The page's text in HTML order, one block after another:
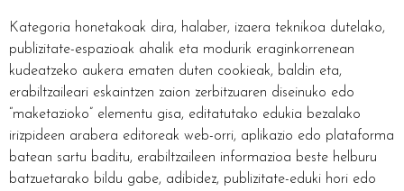
Kategoria honetakoak dira, halaber, izaera teknikoa dutelako,
publizitate-espazioak ahalik eta modurik eraginkorrenean
kudeatzeko aukera ematen duten cookieak, baldin eta,
erabiltzaileari eskaintzen zaion zerbitzuaren diseinuko edo
“maketazioko” elementu gisa, editatutako edukia bezalako
irizpideen arabera editoreak web-orri, aplikazio edo plataforma
batean sartu baditu, erabiltzaileen informazioa beste helburu
batzuetarako bildu gabe, adibidez, publizitate-eduki hori edo